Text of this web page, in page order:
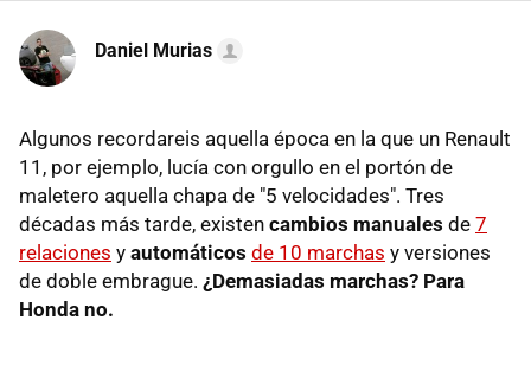
Daniel Murias
Algunos recordareis aquella época en la que un Renault
11, por ejemplo, lucía con orgullo en el portón de
maletero aquella chapa de "5 velocidades". Tres
décadas más tarde, existen cambios manuales de 7
relaciones y automáticos de 10 marchas y versiones
de doble embrague. ¿Demasiadas marchas? Para
Honda no.